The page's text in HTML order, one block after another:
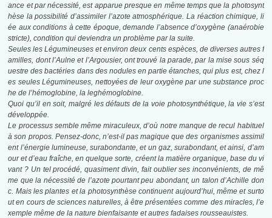
ance et par nécessité, est apparue presque en même temps que la photosynt
hèse la possibilité d’assimiler l’azote atmosphérique. La réaction chimique, li
ée aux conditions à cette époque, demande l’absence d’oxygène (anaérobie
stricte), condition qui deviendra un problème par la suite.
Seules les Légumineuses et environ deux cents espèces, de diverses autres f
amilles, dont l’Aulne et l’Argousier, ont trouvé la parade, par la mise sous séq
uestre des bactéries dans des nodules en partie étanches, qui plus est, chez l
es seules Légumineuses, nettoyées de leur oxygène par une substance proc
he de l’hémoglobine, la leghémoglobine.
Quoi qu’il en soit, malgré les défauts de la voie photosynthétique, la vie s’est
développée.
Le processus semble même miraculeux, d’où notre manque de recul habituel
à son propos. Pensez-donc, n’est-il pas magique que des organismes assimil
ent l’énergie lumineuse, surabondante, et un gaz, surabondant, et ainsi, d’am
our et d’eau fraîche, enquelque sorte, créent la matière organique, base du vi
vant ? Un tel procédé, quasiment divin, fait oublier ses inconvénients, de mê
me que la nécessité de l’azote pourtant peu abondant, un talon d’Achille don
c. Mais les plantes et la photosynthèse continuent aujourd’hui, même et surto
ut en cours de sciences naturelles, à être présentées comme des miracles, l’e
xemple même de la nature bienfaisante et autres fadaises rousseauistes.